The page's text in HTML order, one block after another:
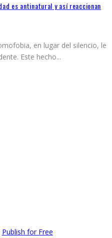
es antinatural y así reaccionan
en lugar del silencio, le
Este hecho...
Publish for Free